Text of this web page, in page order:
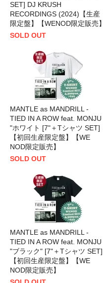
SET] DJ KRUSH
RECORDINGS (2024)【生産
限定盤】【WENOD限定販売】
SOLD OUT
MANTLE as MANDRILL -
TIED IN A ROW feat. MONJU
"ホワイト [7"＋Tシャツ SET]
【初回生産限定盤】【WE
NOD限定販売】
SOLD OUT
MANTLE as MANDRILL -
TIED IN A ROW feat. MONJU
"ブラック" [7"＋Tシャツ SET]
【初回生産限定盤】【WE
NOD限定販売】